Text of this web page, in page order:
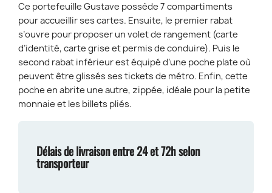
Ce portefeuille Gustave possède 7 compartiments
pour accueillir ses cartes. Ensuite, le premier rabat
s’ouvre pour proposer un volet de rangement (carte
d’identité, carte grise et permis de conduire). Puis le
second rabat inférieur est équipé d’une poche plate où
peuvent être glissés ses tickets de métro. Enfin, cette
poche en abrite une autre, zippée, idéale pour la petite
monnaie et les billets pliés.
Délais de livraison entre 24 et 72h selon
transporteur